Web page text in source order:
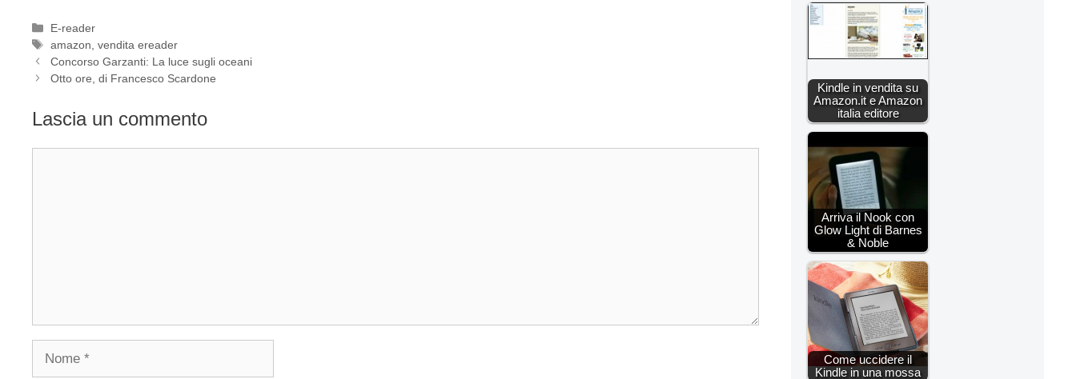
Categorie
E-reader
Tag
amazon ,vendita ereader
Concorso Garzanti: La luce sugli oceani
Otto ore, di Francesco Scardone
Lascia un commento
Kindle in vendita su
Amazon.it e Amazon
italia editore
Arriva il Nook con
Glow Light di Barnes
& Noble
Come uccidere il
Kindle in una mossa